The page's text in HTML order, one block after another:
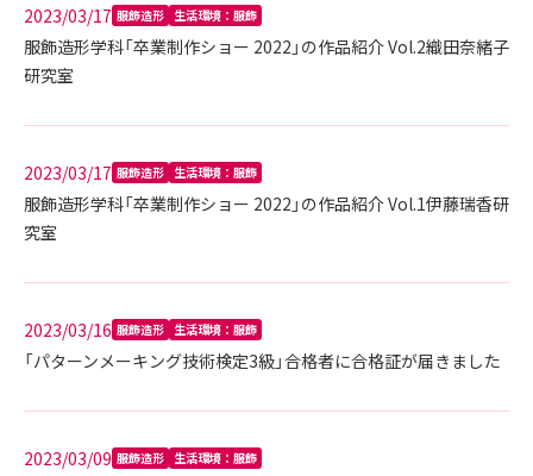
2023/03/17 服飾造形 生活環境：服飾
服飾造形学科「卒業制作ショー 2022」の作品紹介 Vol.2織田奈緒子
研究室
2023/03/17 服飾造形 生活環境：服飾
服飾造形学科「卒業制作ショー 2022」の作品紹介 Vol.1伊藤瑞香研
究室
2023/03/16 服飾造形 生活環境：服飾
「パターンメーキング技術検定3級」合格者に合格証が届きました
2023/03/09 服飾造形 生活環境：服飾